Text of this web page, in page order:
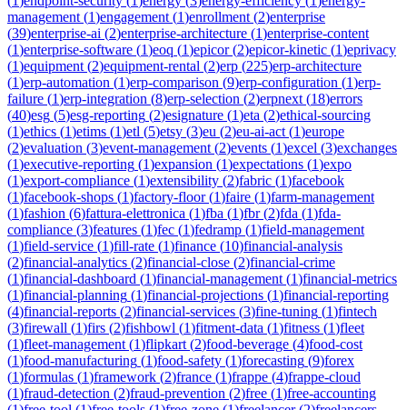
management (1)engagement (1)enrollment (2)enterprise
(39)enterprise-ai (2)enterprise-architecture (1)enterprise-content
(1)enterprise-software (1)eoq (1)epicor(2)epicor-kinetic (1)eprivacy
(1)equipment (2)equipment-rental (2)erp (225)erp-architecture
(1)erp-automation (1)erp-comparison (9)erp-configuration (1)erp-
failure (1)erp-integration (8)erp-selection (2)erpnext (18)errors
(40)esg (5)esg-reporting (2)esignature (1)eta (2)ethical-sourcing
(1)ethics (1)etims (1)etl (5)etsy (3)eu (2)eu-ai-act (1)europe
(2)evaluation (3)event-management (2)events (1)excel (3)exchanges
(1)executive-reporting (1)expansion (1)expectations (1)expo
(1)export-compliance (1)extensibility (2)fabric (1)facebook
(1)facebook-shops (1)factory-floor(1)faire (1)farm-management
(1)fashion (6)fattura-elettronica (1)fba (1)fbr(2)fda (1)fda-
compliance (3)features (1)fec (1)fedramp (1)field-management
(1)field-service (1)fill-rate (1)finance (10)financial-analysis
(2)financial-analytics (2)financial-close (2)financial-crime
(1)financial-dashboard (1)financial-management (1)financial-metrics
(1)financial-planning (1)financial-projections (1)financial-reporting
(4)financial-reports (2)financial-services (3)fine-tuning (1)fintech
(3)firewall (1)firs (2)fishbowl (1)fitment-data (1)fitness (1)fleet
(1)fleet-management (1)flipkart (2)food-beverage (4)food-cost
(1)food-manufacturing (1)food-safety (1)forecasting (9)forex
(1)formulas (1)framework (2)france (1)frappe (4)frappe-cloud
(1)fraud-detection (2)fraud-prevention (2)free (1)free-accounting